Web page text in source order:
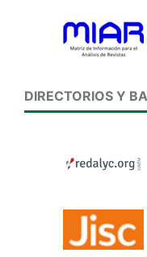
DIRECTORIOS Y